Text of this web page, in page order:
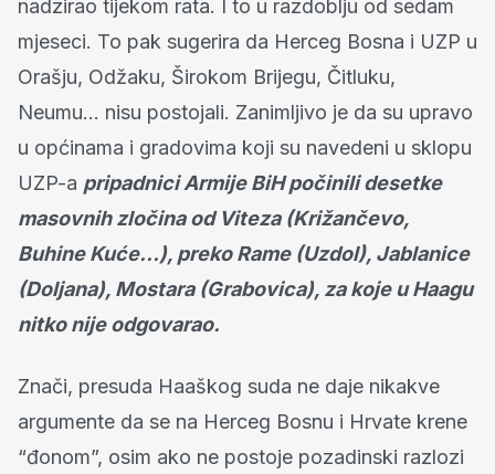
nadzirao tijekom rata. I to u razdoblju od sedam
mjeseci. To pak sugerira da Herceg Bosna i UZP u
Orašju, Odžaku, Širokom Brijegu, Čitluku,
Neumu… nisu postojali. Zanimljivo je da su upravo
u općinama i gradovima koji su navedeni u sklopu
UZP-a pripadnici Armije BiH počinili desetke
masovnih zločina od Viteza (Križančevo,
Buhine Kuće…), preko Rame (Uzdol), Jablanice
(Doljana), Mostara (Grabovica), za koje u Haagu
nitko nije odgovarao.
Znači, presuda Haaškog suda ne daje nikakve
argumente da se na Herceg Bosnu i Hrvate krene
“đonom”, osim ako ne postoje pozadinski razlozi